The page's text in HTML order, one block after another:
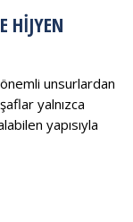
HIJYEN
unsurlardan
yalnızca
yapısıyla